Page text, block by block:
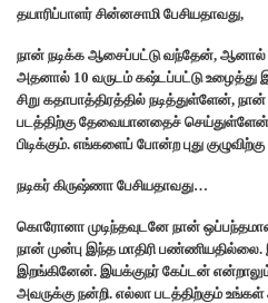
தயாரிப்பாளர் சின்னசாமி பேசியதாவது,
நான் நடிக்க ஆசைப்பட்டு வந்தேன்,
அதனால் 10 வருடம் கஷ்டப்பட்டு உழைத்து
சிறு கதாபாத்திரத்தில் நடித்துள்ளேன்,
படத்திற்கு தேவையானதைச்
பிடிக்கும். எங்களைப் போன்ற புது
நடிகர் கிருஷ்ணா பேசியதாவது…
கொரோனா முடிந்தவுடனே நான்
நான் முன்பு இந்த மாதிரி
இறங்கினேன். இயக்குநர் கேப்டன்
அவருக்கு நன்றி. எல்லா படத்திற்கும்